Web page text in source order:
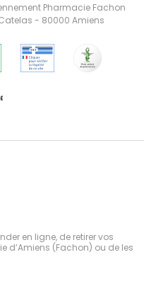
Pharmacie Fachon
Catelas - 80000 Amiens
en ligne, de retirer vos
d’Amiens (Fachon) ou de les